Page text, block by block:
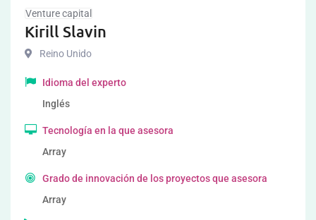
Venture capital
Kirill Slavin
Reino Unido
Idioma del experto
Inglés
Tecnología en la que asesora
Array
Grado de innovación de los proyectos que asesora
Array